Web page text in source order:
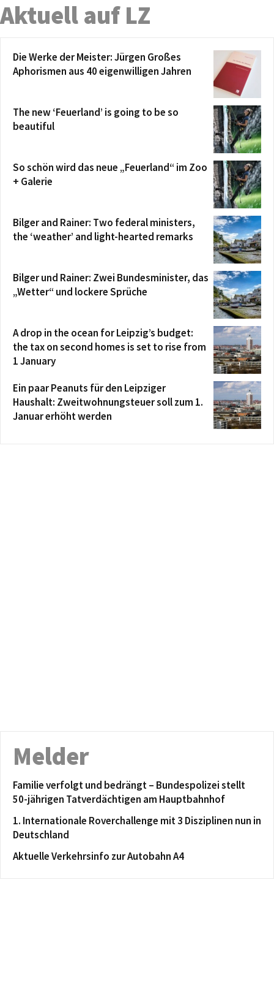
Aktuell auf LZ
Die Werke der Meister: Jürgen Großes
Aphorismen aus 40 eigenwilligen Jahren
The new ‘Feuerland’ is going to be so
beautiful
So schön wird das neue „Feuerland“ im Zoo
+ Galerie
Bilger and Rainer: Two federal ministers,
the ‘weather’ and light-hearted remarks
Bilger und Rainer: Zwei Bundesminister, das
„Wetter“ und lockere Sprüche
A drop in the ocean for Leipzig’s budget:
the tax on second homes is set to rise from
1 January
Ein paar Peanuts für den Leipziger
Haushalt: Zweitwohnungsteuer soll zum 1.
Januar erhöht werden
Melder
Familie verfolgt und bedrängt – Bundespolizei stellt
50-jährigen Tatverdächtigen am Hauptbahnhof
1. Internationale Roverchallenge mit 3 Disziplinen nun in
Deutschland
Aktuelle Verkehrsinfo zur Autobahn A4